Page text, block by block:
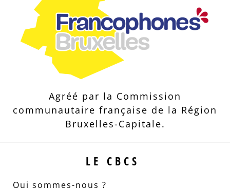
Agréé par la Commission
communautaire française de la Région
Bruxelles-Capitale.
LE CBCS
Qui sommes-nous ?